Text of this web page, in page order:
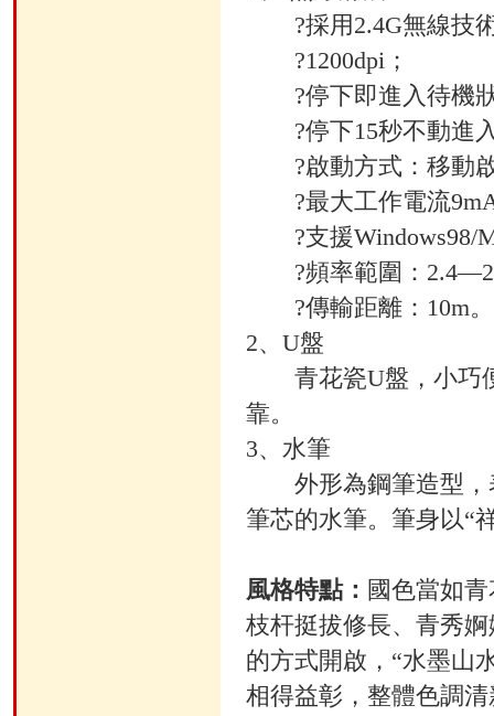
?採用2.4G無線技
?1200dpi；
?停下即進入待機狀
?停下15秒不動進入
?啟動方式：移動
?最大工作電流9mA
?支援Windows98/
?頻率範圍：
?傳輸距離：10m。
2、U盤
青花瓷U盤，小巧便
靠。
3、水筆
外形為鋼筆造型，
筆芯的水筆。筆身以“
風格特點： 國色當如
枝杆挺拔修長、青秀
的方式開啟，“水墨山
相得益彰，整體色調